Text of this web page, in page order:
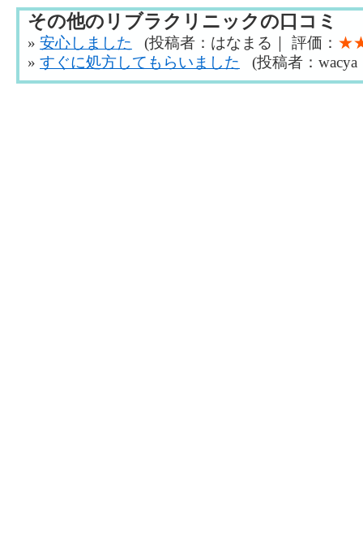
その他のリブラクリニックの口コミ
» 安心しました (投稿者：はなまる｜ 評価：
» すぐに処方してもらいました (投稿者：wacya